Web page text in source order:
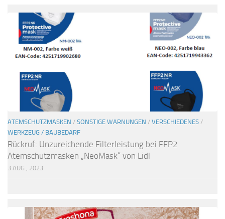
ATEMSCHUTZMASKEN / SONSTIGE WARNUNGEN / VERSCHIEDENES /
WERKZEUG / BAUBEDARF
Rückruf: Unzureichende Filterleistung bei FFP2
Atemschutzmasken „NeoMask“ von Lidl
3 AUG., 2023